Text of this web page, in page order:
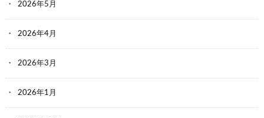
2026年5月
2026年4月
2026年3月
2026年1月